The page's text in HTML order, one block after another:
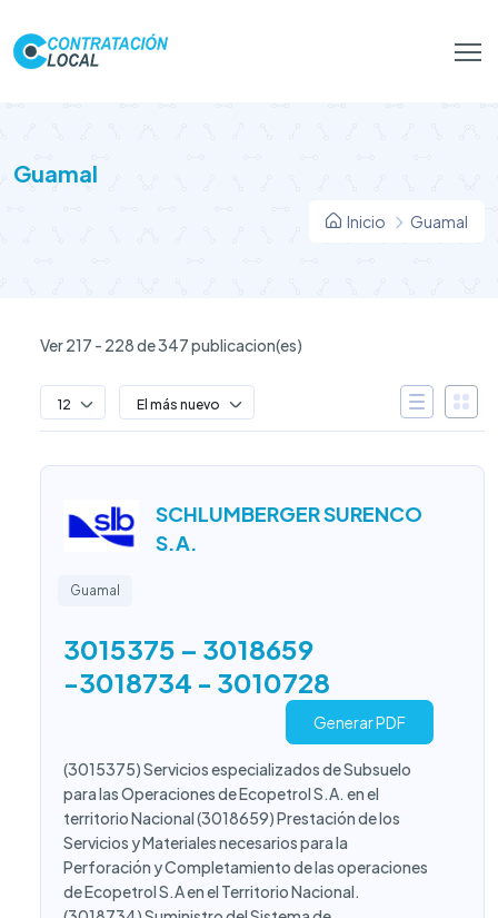
Guamal
Inicio Guamal
Ver 217 - 228 de 347 publicacion(es)
12 El más nuevo
SCHLUMBERGER SURENCO
S.A.
Guamal
3015375 – 3018659
-3018734 - 3010728
Generar PDF
(3015375) Servicios especializados de Subsuelo
para las Operaciones de Ecopetrol S.A. en el
territorio Nacional (3018659) Prestación de los
Servicios y Materiales necesarios para la
Perforación y Completamiento de las operaciones
de Ecopetrol S.A en el Territorio Nacional.